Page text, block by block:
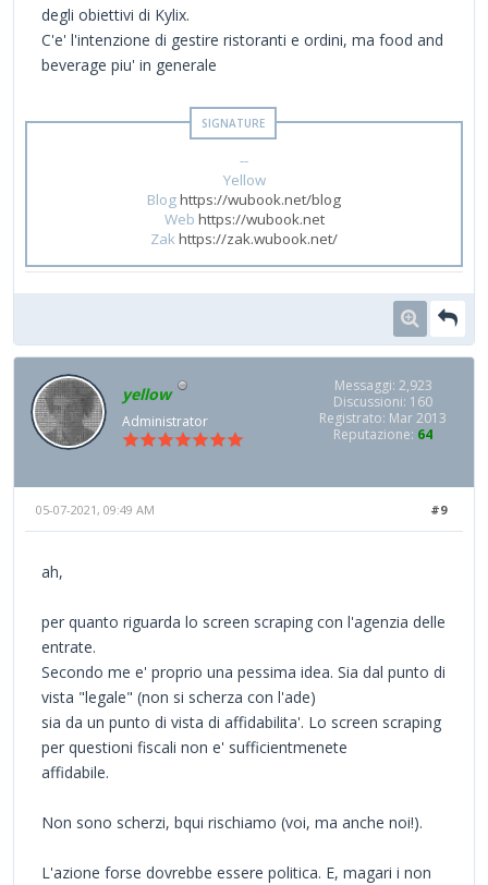
degli obiettivi di Kylix.
C'e' l'intenzione di gestire ristoranti e ordini, ma food and
beverage piu' in generale
--
Yellow
Bloghttps://wubook.net/blog
Web https://wubook.net
Zakhttps://zak.wubook.net/
yellow
Administrator
Messaggi: 2,923
Discussioni: 160
Registrato: Mar 2013
Reputazione: 64
#9
05-07-2021, 09:49 AM
ah,
per quanto riguarda lo screen scraping con l'agenzia delle
entrate.
Secondo me e' proprio una pessima idea. Sia dal punto di
vista "legale" (non si scherza con l'ade)
sia da un punto di vista di affidabilita'. Lo screen scraping
per questioni fiscali non e' sufficientmenete
affidabile.
Non sono scherzi, bqui rischiamo (voi, ma anche noi!).
L'azione forse dovrebbe essere politica. E, magari i non